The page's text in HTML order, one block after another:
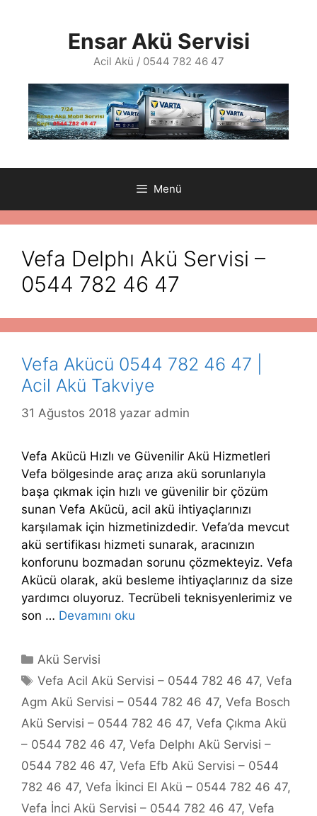
Ensar Akü Servisi
Acil Akü / 0544 782 46 47
Menü
Vefa Delphı Akü Servisi –
0544 782 46 47
Vefa Akücü 0544 782 46 47 |
Acil Akü Takviye
31 Ağustos 2018 yazar admin
Vefa Akücü Hızlı ve Güvenilir Akü Hizmetleri
Vefa bölgesinde araç arıza akü sorunlarıyla
başa çıkmak için hızlı ve güvenilir bir çözüm
sunan Vefa Akücü, acil akü ihtiyaçlarınızı
karşılamak için hizmetinizdedir. Vefa’da mevcut
akü sertifikası hizmeti sunarak, aracınızın
konforunu bozmadan sorunu çözmekteyiz. Vefa
Akücü olarak, akü besleme ihtiyaçlarınız da size
yardımcı oluyoruz. Tecrübeli teknisyenlerimiz ve
son … Devamını oku
Kategoriler
Akü Servisi
Etiketler
Vefa Acil Akü Servisi – 0544 782 46 47,Vefa
Agm Akü Servisi – 0544 782 46 47, Vefa Bosch
Akü Servisi – 0544 782 46 47, Vefa Çıkma Akü
– 0544 782 46 47, Vefa Delphı Akü Servisi –
0544 782 46 47, Vefa Efb Akü Servisi – 0544
782 46 47, Vefa İkinci El Akü – 0544 782 46 47,
Vefa İnci Akü Servisi – 0544 782 46 47, Vefa